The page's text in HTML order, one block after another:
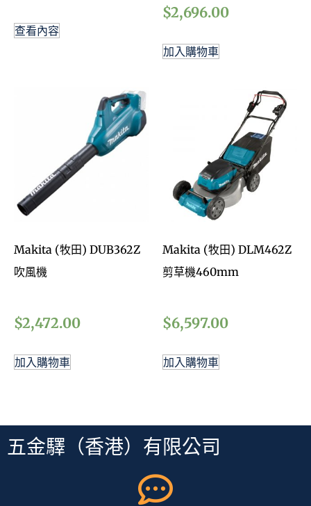
查看內容
$2,696.00
加入購物車
Makita (牧田) DUB362Z
吹風機
$2,472.00
加入購物車
Makita (牧田) DLM462Z
剪草機460mm
$6,597.00
加入購物車
五金驛（香港）有限公司